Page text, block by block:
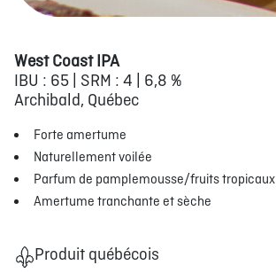
West Coast IPA
IBU : 65 | SRM : 4 | 6,8 %
Archibald, Québec
Forte amertume
Naturellement voilée
Parfum de pamplemousse/fruits tropicaux
Amertume tranchante et sèche
Produit québécois